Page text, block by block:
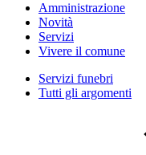
Amministrazione
Novità
Servizi
Vivere il comune
Servizi funebri
Tutti gli argomenti